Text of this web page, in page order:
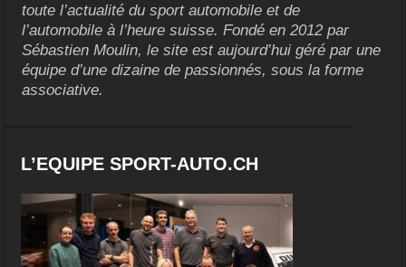
toute l’actualité du sport automobile et de
l’automobile à l’heure suisse. Fondé en 2012 par
Sébastien Moulin, le site est aujourd’hui géré par une
équipe d’une dizaine de passionnés, sous la forme
associative.
L’EQUIPE SPORT-AUTO.CH